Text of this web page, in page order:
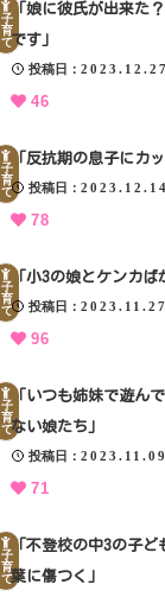
子
育
て
「娘に彼氏が出来た
です」
投稿日 2023.12.27
46
子
育
て
「反抗期の息子にカ
投稿日 2023.12.14
78
子
育
て
「小3の娘とケンカば
投稿日 2023.11.27
96
子
育
て
「いつも姉妹で遊ん
ない娘たち」
投稿日 2023.11.09
71
子
育
て
「不登校の中3の子
葉に傷つく」